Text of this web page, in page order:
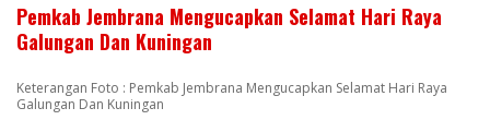
Pemkab Jembrana Mengucapkan Selamat Hari Raya
Galungan Dan Kuningan
Keterangan Foto : Pemkab Jembrana Mengucapkan Selamat Hari Raya
Galungan Dan Kuningan